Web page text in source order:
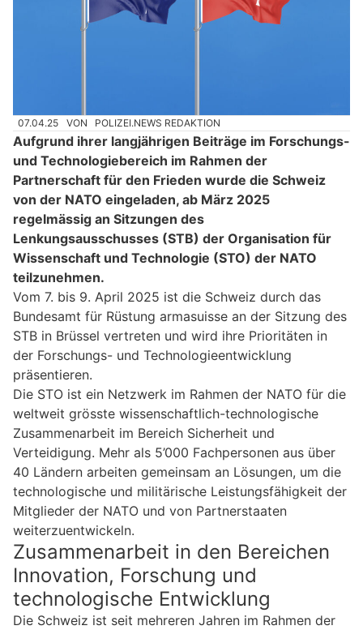
07.04.25 VON POLIZEI.NEWS REDAKTION
Aufgrund ihrer langjährigen Beiträge im Forschungs-
und Technologiebereich im Rahmen der
Partnerschaft für den Frieden wurde die Schweiz
von der NATO eingeladen, ab März 2025
regelmässig an Sitzungen des
Lenkungsausschusses (STB) der Organisation für
Wissenschaft und Technologie (STO) der NATO
teilzunehmen.
Vom 7. bis 9. April 2025 ist die Schweiz durch das
Bundesamt für Rüstung armasuisse an der Sitzung des
STB in Brüssel vertreten und wird ihre Prioritäten in
der Forschungs- und Technologieentwicklung
präsentieren.
Die STO ist ein Netzwerk im Rahmen der NATO für die
weltweit grösste wissenschaftlich-technologische
Zusammenarbeit im Bereich Sicherheit und
Verteidigung. Mehr als 5’000 Fachpersonen aus über
40 Ländern arbeiten gemeinsam an Lösungen, um die
technologische und militärische Leistungsfähigkeit der
Mitglieder der NATO und von Partnerstaaten
weiterzuentwickeln.
Zusammenarbeit in den Bereichen
Innovation, Forschung und
technologische Entwicklung
Die Schweiz ist seit mehreren Jahren im Rahmen der